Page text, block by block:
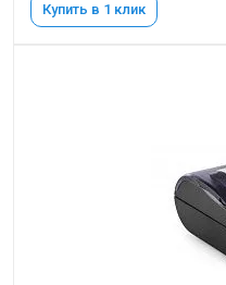
Купить в 1 клик